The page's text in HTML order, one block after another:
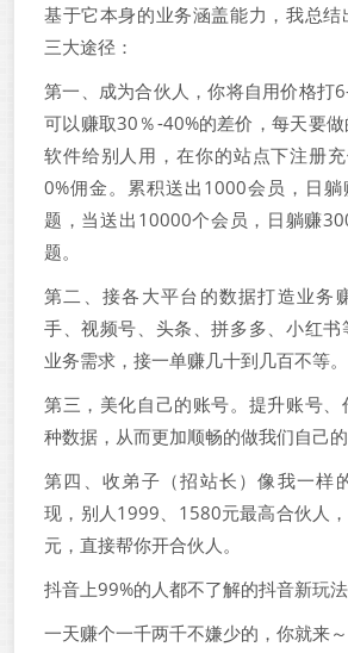
基于它本身的业务涵盖能力，我总
三大途径：
第一、成为合伙人，你将自用价格打
可以赚取30％-40%的差价，每天要
软件给别人用，在你的站点下注册
0%佣金。累积送出1000会员，日
题，当送出10000个会员，日躺赚
题。
第二、接各大平台的数据打造业务
手、视频号、头条、拼多多、小红书
业务需求，接一单赚几十到几百不等。
第三，美化自己的账号。提升账号、
种数据，从而更加顺畅的做我们自己的
第四、收弟子（招站长）像我一样
现，别人1999、1580元最高合伙人
元，直接帮你开合伙人。
抖音上99%的人都不了解的抖音新玩法
一天赚个一千两千不嫌少的，你就来～